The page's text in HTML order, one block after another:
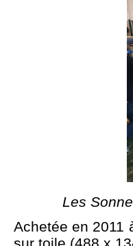
Les
Achetée en 2011